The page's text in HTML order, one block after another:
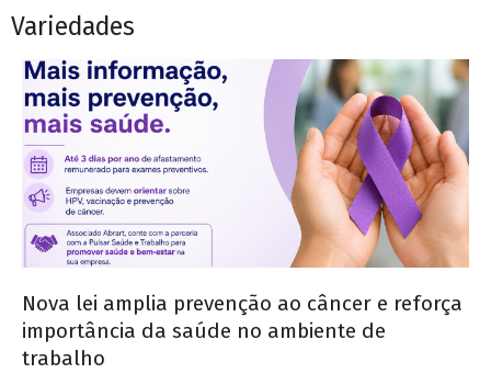
Variedades
Nova lei amplia prevenção ao câncer e reforça
importância da saúde no ambiente de
trabalho